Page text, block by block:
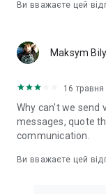
Ви вважаєте цей
Мaksym
16
Why can't we send
messages, quote
communication.
Ви вважаєте цей